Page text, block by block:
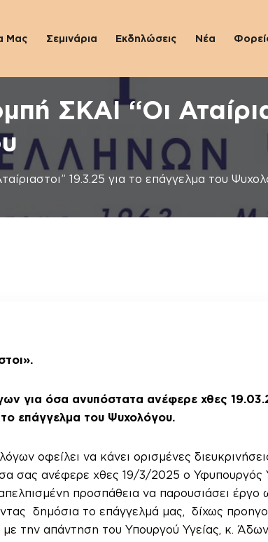
Μας Σεμινάρια Εκδηλώσεις Νέα
ΣΚΑΙ “Οι
19.3.25 για το επάγγελμα του
για όσα ανυπόστατα ανέφερε χθες
επάγγελμα του Ψυχολόγου.
οφείλει να κάνει ορισμένες
σας ανέφερε χθες 19/3/2025 ο Υφυπουργός
προσπάθεια να παρουσιάσει έργο
δημόσια το επάγγελμά μας, δίχως
την απάντηση του Υπουργού Υγείας, κ.